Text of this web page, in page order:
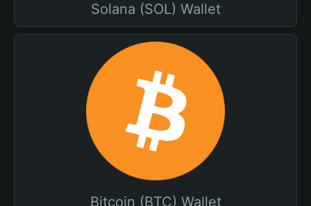
Solana (SOL) Wallet
Bitcoin (BTC) Wallet